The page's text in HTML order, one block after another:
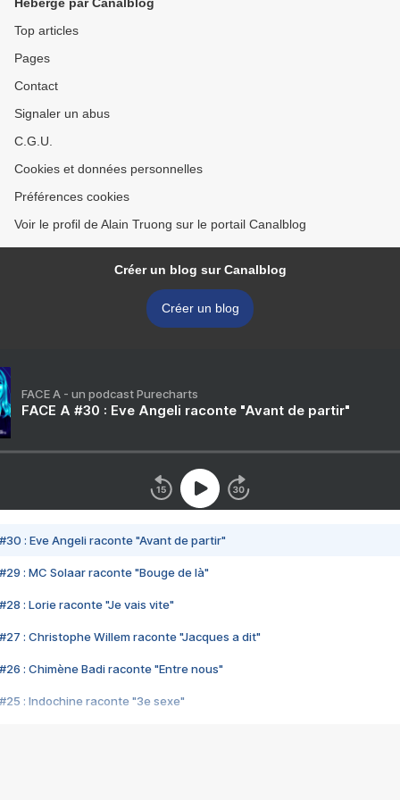
Top articles
Pages
Contact
Signaler un abus
C.G.U.
Cookies et données personnelles
Préférences cookies
Voir le profil de Alain Truong sur le portail Canalblog
Créer un blog sur Canalblog
Créer un blog
FACE A - un podcast Purecharts
FACE A #30 : Eve Angeli raconte "Avant de partir"
#30 : Eve Angeli raconte "Avant de partir"
#29 : MC Solaar raconte "Bouge de là"
#28 : Lorie raconte "Je vais vite"
#27 : Christophe Willem raconte "Jacques a dit"
#26 : Chimène Badi raconte "Entre nous"
#25 : Indochine raconte "3e sexe"